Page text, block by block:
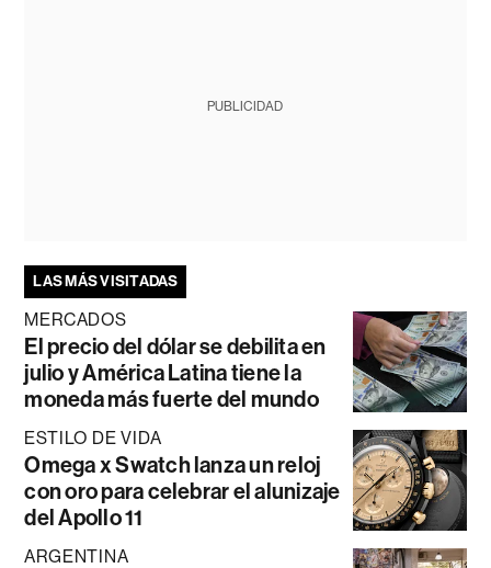
PUBLICIDAD
LAS MÁS VISITADAS
MERCADOS
El precio del dólar se debilita en
julio y América Latina tiene la
moneda más fuerte del mundo
ESTILO DE VIDA
Omega x Swatch lanza un reloj
con oro para celebrar el alunizaje
del Apollo 11
ARGENTINA